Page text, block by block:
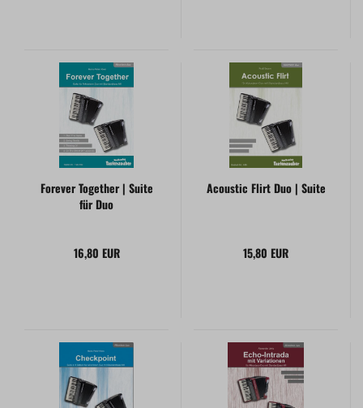
Forever Together | Suite
für Duo
16,80 EUR
Acoustic Flirt Duo | Suite
15,80 EUR